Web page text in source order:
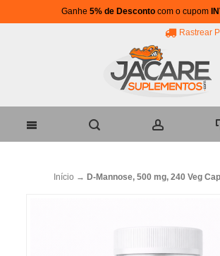
Ganhe 5% de Desconto com o cupom
Rastrear
Início → D-Mannose, 500 mg, 240 Veg